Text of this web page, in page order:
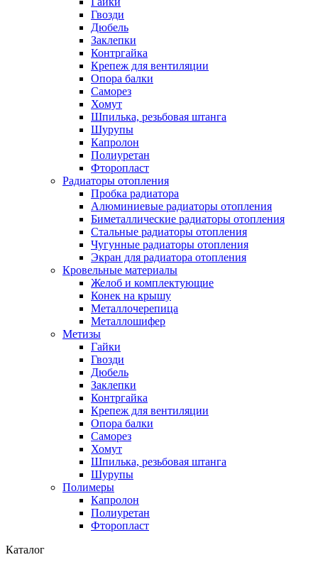
Гвозди
Дюбель
Заклепки
Контргайка
Крепеж для вентиляции
Опора балки
Саморез
Хомут
Шпилька, резьбовая штанга
Шурупы
Капролон
Полиуретан
Фторопласт
Радиаторы отопления
Пробка радиатора
Алюминиевые радиаторы отопления
Биметаллические радиаторы отопления
Стальные радиаторы отопления
Чугунные радиаторы отопления
Экран для радиатора отопления
Кровельные материалы
Желоб и комплектующие
Конек на крышу
Металлочерепица
Металлошифер
Метизы
Гайки
Гвозди
Дюбель
Заклепки
Контргайка
Крепеж для вентиляции
Опора балки
Саморез
Хомут
Шпилька, резьбовая штанга
Шурупы
Полимеры
Капролон
Полиуретан
Фторопласт
Каталог